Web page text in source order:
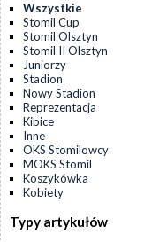
Wszystkie
Stomil Cup
Stomil Olsztyn
Stomil II Olsztyn
Juniorzy
Stadion
Nowy Stadion
Reprezentacja
Kibice
Inne
OKS Stomilowcy
MOKS Stomil
Koszykówka
Kobiety
Typy artykułów